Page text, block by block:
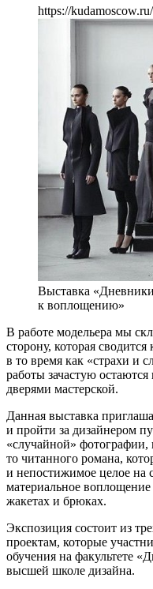
https://
Выставка
к воплощению»
В работе модельера мы
сторону, которая
в то время как «страхи и
работы зачастую
дверями мастерской.
Данная выставка
и пройти за дизайнером
«случайной» фотографии,
то читанного романа,
и непостижимое целое на
материальное
жакетах и брюках.
Экспозиция состоит из
проектам, которые
обучения на факультете
высшей школе дизайна.